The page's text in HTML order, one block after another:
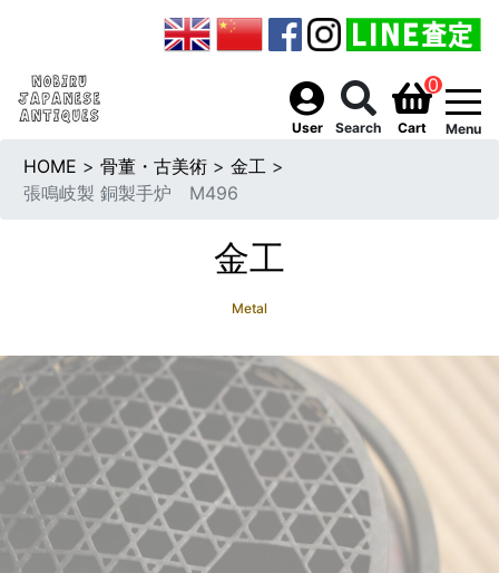
User Search
0
Cart Menu
HOME > 骨董・古美術 > 金工 >
張鳴岐製 銅製手炉 M496
金工
Metal